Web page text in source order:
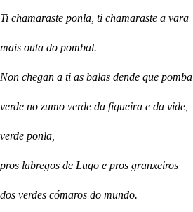
Ti chamaraste ponla, ti chamaraste a vara
mais outa do pombal.
Non chegan a ti as balas dende que pomba
verde no zumo verde da figueira e da vide,
verde ponla,
pros labregos de Lugo e pros granxeiros
dos verdes cómaros do mundo.